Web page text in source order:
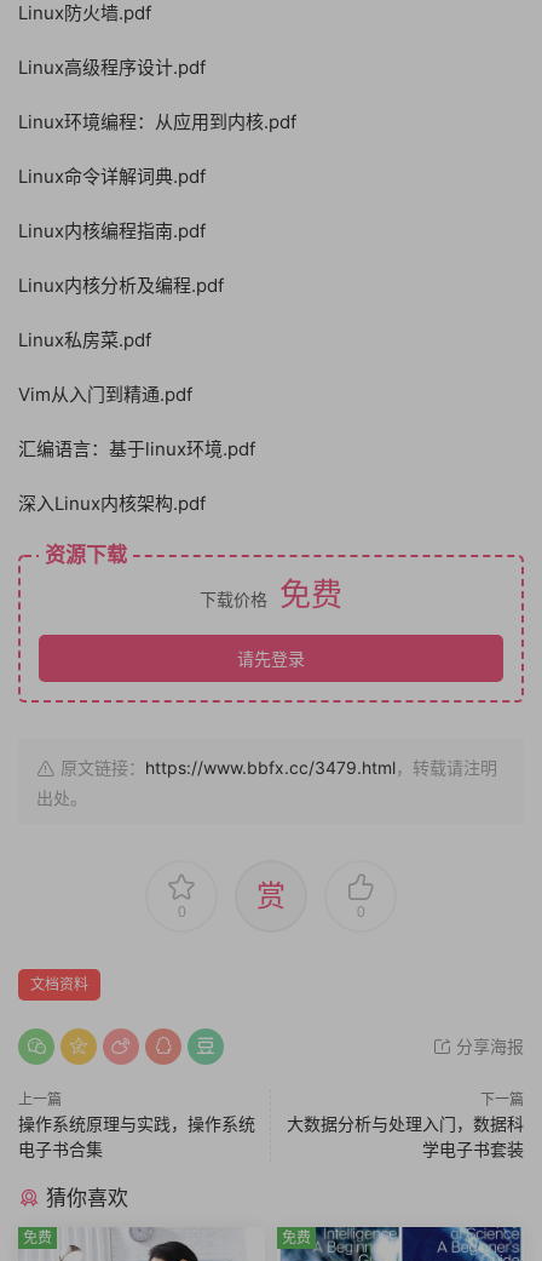
Linux防火墙.pdf
Linux高级程序设计.pdf
Linux环境编程：从应用到内核.pdf
Linux命令详解词典.pdf
Linux内核编程指南.pdf
Linux内核分析及编程.pdf
Linux私房菜.pdf
Vim从入门到精通.pdf
汇编语言：基于linux环境.pdf
深入Linux内核架构.pdf
资源下载
下载价格 免费
请先登录
原文链接： https://www.bbfx.cc/3479.html，转载请注明
出处。
0 赏 0
文档资料
分享海报
上一篇
操作系统原理与实践，操作系统
电子书合集
下一篇
大数据分析与处理入门，数据科
学电子书套装
猜你喜欢
免费 免费